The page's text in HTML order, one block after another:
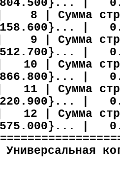
|
8 | Сумма
|
9 | Сумма
|
10 | Сумма
|
11 | Сумма
|
12 | Сумма
|
Универсальная